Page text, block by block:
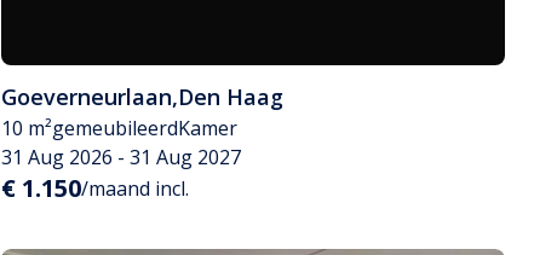
Goeverneurlaan,Den Haag
10 m²gemeubileerdKamer
31 Aug 2026 - 31 Aug 2027
€ 1.150/maand incl.